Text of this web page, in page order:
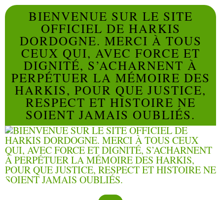
BIENVENUE SUR LE SITE
OFFICIEL DE HARKIS
DORDOGNE. MERCI À TOUS
CEUX QUI, AVEC FORCE ET
DIGNITÉ, S’ACHARNENT À
PERPÉTUER LA MÉMOIRE DES
HARKIS, POUR QUE JUSTICE,
RESPECT ET HISTOIRE NE
SOIENT JAMAIS OUBLIÉS.